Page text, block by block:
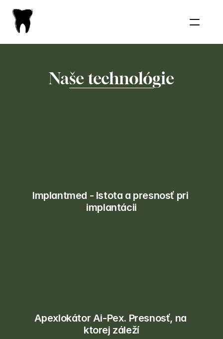
Naše technológie
Implantmed - Istota a presnosť pri
implantácii
Apexlokátor Ai-Pex. Presnosť, na
ktorej záleží